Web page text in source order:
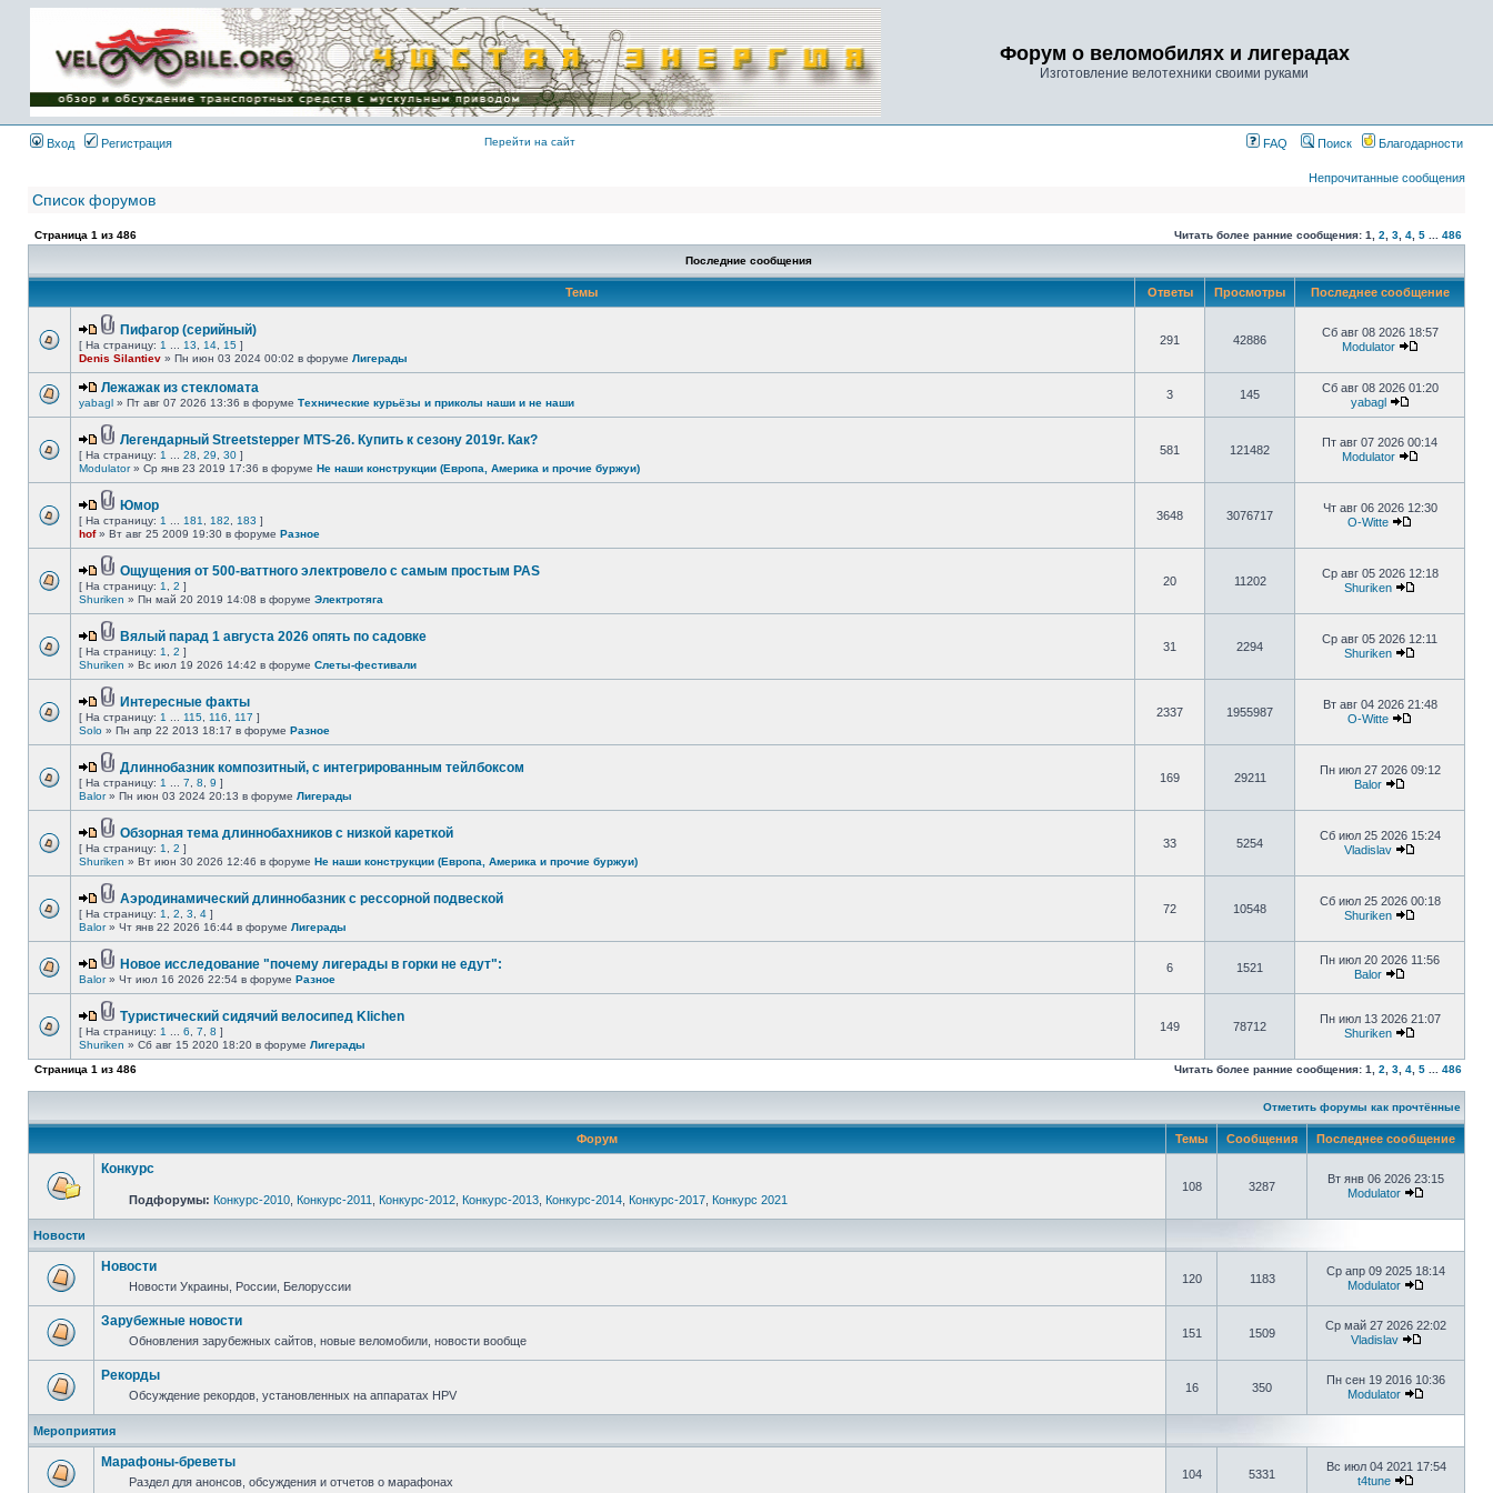
Имя пользователя:
Пароль:
{ LOG_ME_IN_SHORT
}
Форум о веломобилях и лигерадах
Изготовление велотехники своими руками
Вход Регистрация Перейти на сайт FAQ Поиск Благодарности
Непрочитанные сообщения
Список форумов
Страница 1 из 486 Читать более ранние сообщения: 1 2 3 4 5 486
Последние сообщения
Темы Ответы Просмотры Последнее сообщение
Пифагор (серийный)
[ На страницу: 1 13 14 15 ]
Denis Silantiev » Пн июн 03 2024 00:02 в форуме Лигерады
291 42886
Сб авг 08 2026 18:57
Modulator
Лежажак из стекломата
yabagl » Пт авг 07 2026 13:36 в форуме Технические курьёзы и приколы наши и не наши
3 145
Сб авг 08 2026 01:20
yabagl
Легендарный Streetstepper MTS-26. Купить к сезону 2019г. Как?
[ На страницу: 1 28 29 30 ]
Modulator» Ср янв 23 2019 17:36 в форуме Не наши конструкции (Европа, Америка и прочие буржуи)
581 121482
Пт авг 07 2026 00:14
Modulator
Юмор
[ На страницу: 1 181 182 183 ]
hof» Вт авг 25 2009 19:30 в форуме Разное
3648 3076717
Чт авг 06 2026 12:30
O-Witte
Ощущения от 500-ваттного электровело с самым простым PAS
[ На страницу: 1 2 ]
Shuriken » Пн май 20 2019 14:08 в форуме Электротяга
20 11202
Ср авг 05 2026 12:18
Shuriken
Вялый парад 1 августа 2026 опять по садовке
[ На страницу: 1 2 ]
Shuriken » Вс июл 19 2026 14:42 в форуме Слеты-фестивали
31 2294
Ср авг 05 2026 12:11
Shuriken
Интересные факты
[ На страницу: 1 115 116 117 ]
Solo » Пн апр 22 2013 18:17 в форуме Разное
2337 1955987
Вт авг 04 2026 21:48
O-Witte
Длиннобазник композитный, с интегрированным тейлбоксом
[ На страницу: 1 7 8 9 ]
Balor» Пн июн 03 2024 20:13 в форуме Лигерады
169 29211
Пн июл 27 2026 09:12
Balor
Обзорная тема длиннобахников с низкой кареткой
[ На страницу: 1 2 ]
Shuriken » Вт июн 30 2026 12:46 в форуме Не наши конструкции (Европа, Америка и прочие буржуи)
33 5254
Сб июл 25 2026 15:24
Vladislav
Аэродинамический длиннобазник с рессорной подвеской
[ На страницу: 1 2 3 4 ]
Balor» Чт янв 22 2026 16:44 в форуме Лигерады
72 10548
Сб июл 25 2026 00:18
Shuriken
Новое исследование "почему лигерады в горки не едут":
Balor» Чт июл 16 2026 22:54 в форуме Разное
6 1521
Пн июл 20 2026 11:56
Balor
Туристический сидячий велосипед Klichen
[ На страницу: 1 6 7 8 ]
Shuriken » Сб авг 15 2020 18:20 в форуме Лигерады
149 78712
Пн июл 13 2026 21:07
Shuriken
Страница 1 из 486 Читать более ранние сообщения: 1 2 3 4 5 486
Отметить форумы как прочтённые
Форум Темы Сообщения Последнее сообщение
Конкурс
Подфорумы: Конкурс-2010 Конкурс-2011 Конкурс-2012 Конкурс-2013 Конкурс-2014 Конкурс-2017 Конкурс 2021
108 3287
Вт янв 06 2026 23:15
Modulator
Новости
Новости
Новости Украины, России, Белоруссии
120 1183
Ср апр 09 2025 18:14
Modulator
Зарубежные новости
Обновления зарубежных сайтов, новые веломобили, новости вообще
151 1509
Ср май 27 2026 22:02
Vladislav
Рекорды
Обсуждение рекордов, установленных на аппаратах HPV
16 350
Пн сен 19 2016 10:36
Modulator
Мероприятия
Марафоны-бреветы
Раздел для анонсов, обсуждения и отчетов о марафонах
104 5331
Вс июл 04 2021 17:54
t4tune